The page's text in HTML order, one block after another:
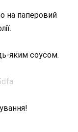
на паперовий
яким соусом.